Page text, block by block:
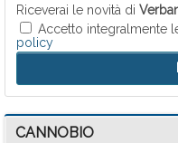
Riceverai le novità di
Accetto integralmente
policy
CANNOBIO